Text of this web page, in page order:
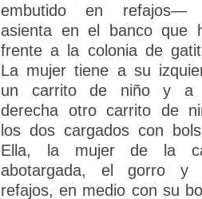
embutido en refajos—
asienta en el banco que
frente a la colonia de
La mujer tiene a su
un carrito de niño y a
derecha otro carrito de
los dos cargados con
Ella, la mujer de la
abotargada, el gorro y
refajos, en medio con su